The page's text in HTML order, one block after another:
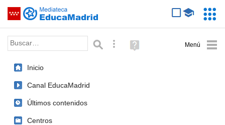
Saltar navegación
Palabra o frase: Búsqueda avanzada
Ayuda
(en
Inicio
Canal EducaMadrid
Últimos contenidos
Centros